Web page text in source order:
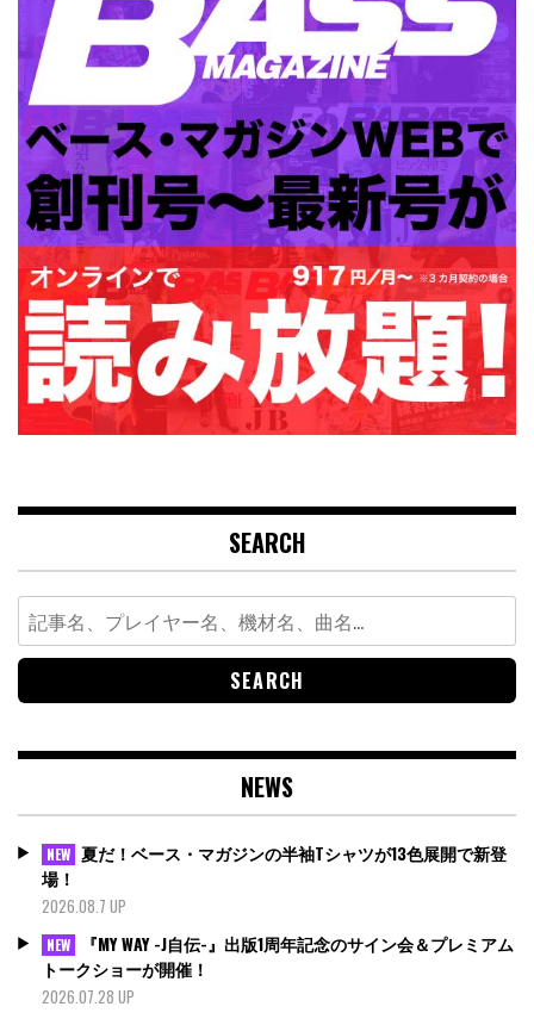
SEARCH
Search
for:
NEWS
NEW 夏だ！ベース・マガジンの半袖Tシャツが13色展開で新登
場！
2026.08.7 UP
NEW
『MY WAY -J自伝-』出版1周年記念のサイン会＆プレミアム
トークショーが開催！
2026.07.28 UP